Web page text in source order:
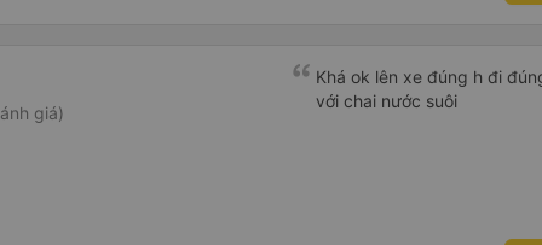
giá)
Khá ok lên xe đúng h đi
với chai nước suôi